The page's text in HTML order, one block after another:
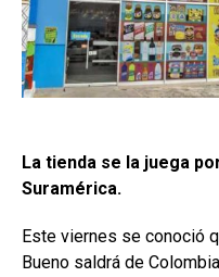
La tienda se la juega
Suramérica.
Este viernes se conoció
Bueno saldrá de